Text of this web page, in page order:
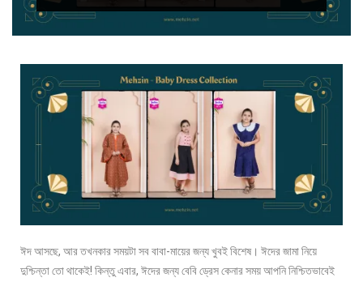
ঈদ আসছে, আর তখনকার সময়টা সব বাবা-মায়ের জন্য খুবই বিশেষ। ঈদের জামা নিয়ে
দুশ্চিন্তা তো থাকেই! কিন্তু এবার, ঈদের জন্য বেবি ড্রেস কেনার সময় আপনি নিশ্চিতভাবেই